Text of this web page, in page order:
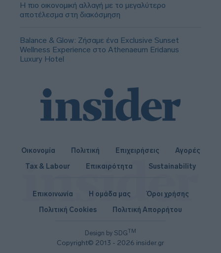
Η πιο οικονομική αλλαγή με το μεγαλύτερο
αποτέλεσμα στη διακόσμηση
Balance & Glow: Ζήσαμε ένα Exclusive Sunset
Wellness Experience στο Athenaeum Eridanus
Luxury Hotel
Οικονομία Πολιτική Επιχειρήσεις
Αγορές
Tax & Labour
Επικαιρότητα Sustainability
Design by SDGTM
Copyright© 2013 - 2026 insider.gr
Επικοινωνία Η ομάδα μας
Όροι χρήσης
Πολιτική Cookies
Πολιτική Απορρήτου